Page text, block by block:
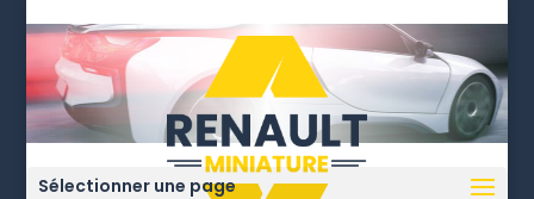
Sélectionner une page